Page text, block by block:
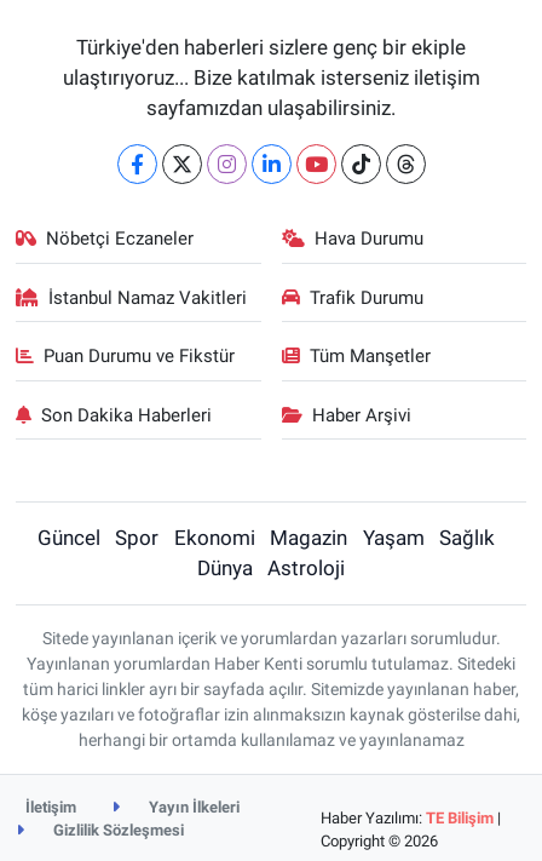
Türkiye'den haberleri sizlere genç bir ekiple
ulaştırıyoruz... Bize katılmak isterseniz iletişim
sayfamızdan ulaşabilirsiniz.
Nöbetçi Eczaneler Hava Durumu
İstanbul Namaz Vakitleri Trafik Durumu
Puan Durumu ve Fikstür Tüm Manşetler
Son Dakika Haberleri Haber Arşivi
Güncel Spor Ekonomi Magazin Yaşam
Sağlık
Dünya
Astroloji
Sitede yayınlanan içerik ve yorumlardan yazarları sorumludur.
Yayınlanan yorumlardan Haber Kenti sorumlu tutulamaz. Sitedeki
tüm harici linkler ayrı bir sayfada açılır. Sitemizde yayınlanan haber,
köşe yazıları ve fotoğraflar izin alınmaksızın kaynak gösterilse dahi,
herhangi bir ortamda kullanılamaz ve yayınlanamaz
İletişim
Yayın İlkeleri
Gizlilik Sözleşmesi
Haber Yazılımı:TE Bilişim |
Copyright © 2026